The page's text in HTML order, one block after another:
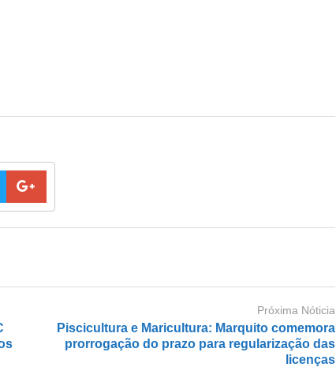
Próxima Nóticia
Piscicultura e Maricultura: Marquito comemora
prorrogação do prazo para regularização das
licenças